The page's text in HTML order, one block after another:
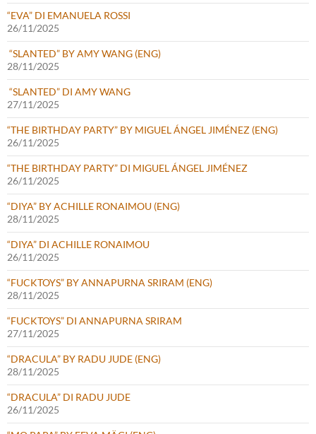
“EVA” DI EMANUELA ROSSI
26/11/2025
“SLANTED” BY AMY WANG (ENG)
28/11/2025
“SLANTED” DI AMY WANG
27/11/2025
“THE BIRTHDAY PARTY” BY MIGUEL ÁNGEL JIMÉNEZ (ENG)
26/11/2025
“THE BIRTHDAY PARTY” DI MIGUEL ÁNGEL JIMÉNEZ
26/11/2025
“DIYA” BY ACHILLE RONAIMOU (ENG)
28/11/2025
“DIYA” DI ACHILLE RONAIMOU
26/11/2025
“FUCKTOYS” BY ANNAPURNA SRIRAM (ENG)
28/11/2025
“FUCKTOYS” DI ANNAPURNA SRIRAM
27/11/2025
“DRACULA” BY RADU JUDE (ENG)
28/11/2025
“DRACULA” DI RADU JUDE
26/11/2025